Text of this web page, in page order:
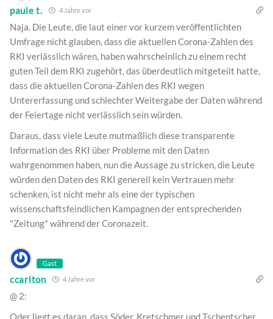
paule t. 4 Jahre vor
Naja. Die Leute, die laut einer vor kurzem veröffentlichten
Umfrage nicht glauben, dass die aktuellen Corona-Zahlen des
RKI verlässlich wären, haben wahrscheinlich zu einem recht
guten Teil dem RKI zugehört, das überdeutlich mitgeteilt hatte,
dass die aktuellen Corona-Zahlen des RKI wegen
Untererfassung und schlechter Weitergabe der Daten während
der Feiertage nicht verlässlich sein würden.
Daraus, dass viele Leute mutmaßlich diese transparente
Information des RKI über Probleme mit den Daten
wahrgenommen haben, nun die Aussage zu stricken, die Leute
würden den Daten des RKI generell kein Vertrauen mehr
schenken, ist nicht mehr als eine der typischen
wissenschaftsfeindlichen Kampagnen der entsprechenden
"Zeitung" während der Coronazeit.
Gast
ccarlton 4 Jahre vor
@ 2:
Oder liegt es daran, dass Söder, Kretschmer und Tschentscher